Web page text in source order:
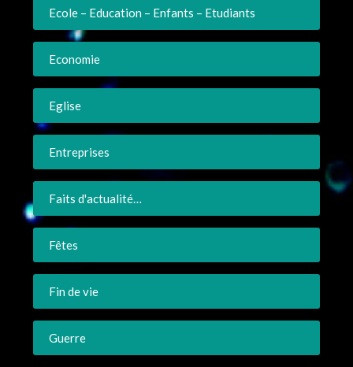
Ecole – Education – Enfants – Etudiants
Economie
Eglise
Entreprises
Faits d'actualité…
Fêtes
Fin de vie
Guerre